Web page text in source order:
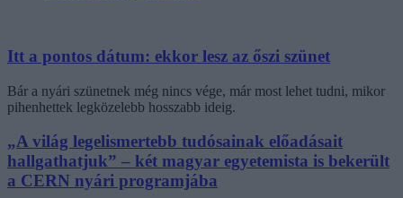
Itt a pontos dátum: ekkor lesz az őszi szünet
Bár a nyári szünetnek még nincs vége, már most lehet tudni, mikor
pihenhettek legközelebb hosszabb ideig.
„A világ legelismertebb tudósainak előadásait
hallgathatjuk” – két magyar egyetemista is bekerült
a CERN nyári programjába